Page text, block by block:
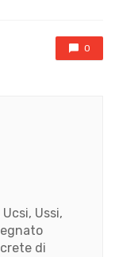
0
Ussi,
di